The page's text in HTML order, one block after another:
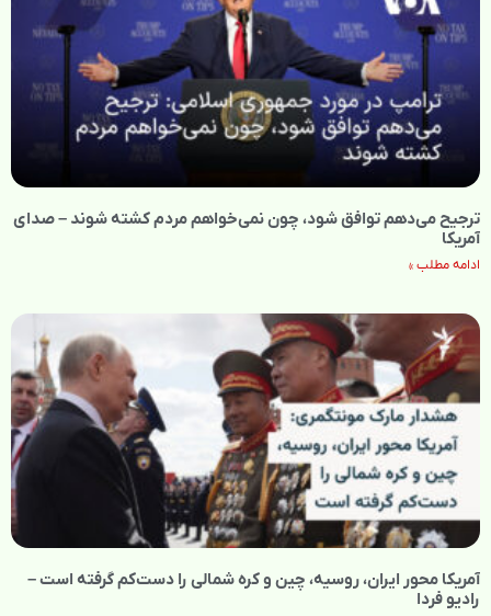
ترجیح می‌دهم توافق شود، چون نمی‌خواهم مردم کشته شوند – صدای
آمریکا
ادامه مطلب »
آمریکا محور ایران، روسیه، چین و کره شمالی را دست‌کم گرفته است –
رادیو فردا